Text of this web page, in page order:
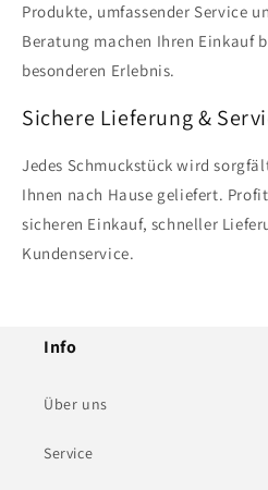
Produkte, umfassender Service
Beratung machen Ihren Einkauf
besonderen Erlebnis.
Sichere Lieferung &
Jedes Schmuckstück wird
Ihnen nach Hause geliefert.
sicheren Einkauf, schneller
Kundenservice.
Info
Über uns
Service